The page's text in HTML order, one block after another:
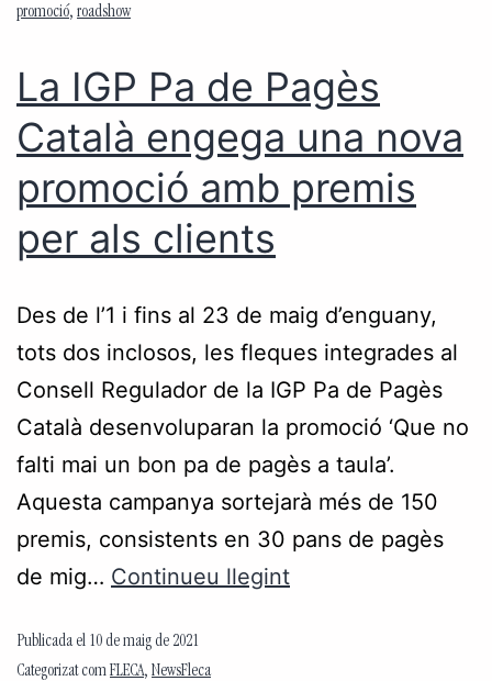
promoció, roadshow
La IGP Pa de Pagès
Català engega una nova
promoció amb premis
per als clients
Des de l’1 i fins al 23 de maig d’enguany,
tots dos inclosos, les fleques integrades al
Consell Regulador de la IGP Pa de Pagès
Català desenvoluparan la promoció ‘Que no
falti mai un bon pa de pagès a taula’.
Aquesta campanya sortejarà més de 150
premis, consistents en 30 pans de pagès
de mig… Continueu llegint
Publicada el 10 de maig de 2021
Categorizat comFLECA, NewsFleca